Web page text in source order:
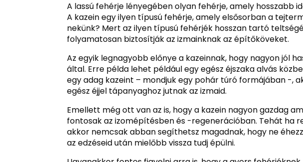
A lassú fehérje lényegében olyan fehérje, amely hosszabb
A kazein egy ilyen típusú fehérje, amely elsősorban a
nekünk? Mert az ilyen típusú fehérjék hosszan tartó
folyamatosan biztosítják az izmainknak az építőköveket.
Az egyik legnagyobb előnye a kazeinnak, hogy nagyon jól
által. Erre példa lehet például egy egész éjszaka alvás
egy adag kazeint – mondjuk egy pohár túró formájában -,
egész éjjel tápanyaghoz jutnak az izmaid.
Emellett még ott van az is, hogy a kazein nagyon gazdag
fontosak az izomépítésben és -regenerációban. Tehát ha
akkor nemcsak abban segíthetsz magadnak, hogy ne
az edzéseid után mielőbb vissza tudj épülni.